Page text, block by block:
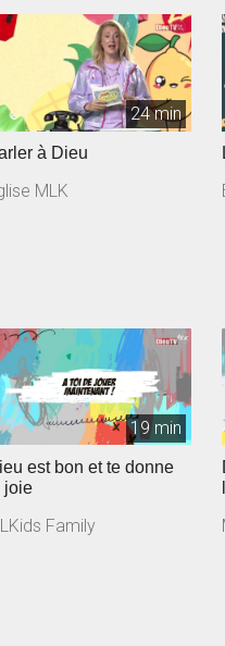
24 min
à Dieu
MLK
19 min
est bon et te donne
joie
Family